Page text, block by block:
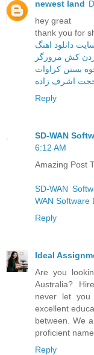
newest land
hey great
thank you for
دانلود اهنگ
کش مرورگر
بستن کراوات
حجت اشرف زاده
Reply
SD-WAN
6:12 AM
Amazing Post
SD-WAN
WAN Software
Reply
Ideal
Are you
Australia?
never let
excellent
between. We
proficient
Reply